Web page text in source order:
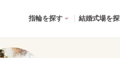
指輪を探す 結婚式場を